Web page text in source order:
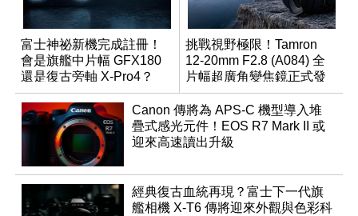
富士神祕新機完成註冊！
會是旗艦中片幅 GFX180
還是復古旁軸 X-Pro4？
挑戰視野極限！Tamron
12-20mm F2.8 (A084) 全
片幅超廣角變焦鏡正式發
表
Canon 傳將為 APS-C 機型導入堆
疊式感光元件！EOS R7 Mark II 或
迎來高速讀出升級
經典復古血統再現？富士下一代旗
艦相機 X-T6 傳將迎來外觀與色彩科